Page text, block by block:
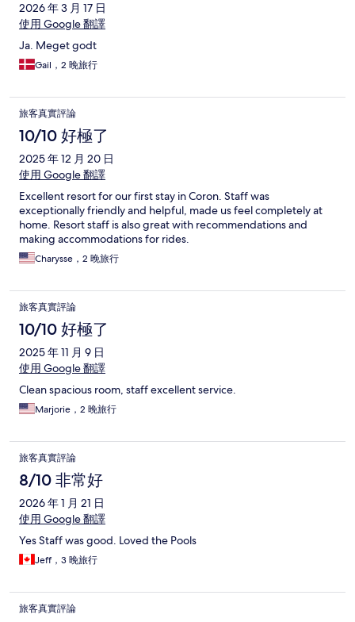
2026 年 3 月 17 日
使用 Google 翻譯
Ja. Meget godt
Gail，2 晚旅行
旅客真實評論
10/10 好極了
2025 年 12 月 20 日
使用 Google 翻譯
Excellent resort for our first stay in Coron. Staff was
exceptionally friendly and helpful, made us feel completely at
home. Resort staff is also great with recommendations and
making accommodations for rides.
Charysse，2 晚旅行
旅客真實評論
10/10 好極了
2025 年 11 月 9 日
使用 Google 翻譯
Clean spacious room, staff excellent service.
Marjorie，2 晚旅行
旅客真實評論
8/10 非常好
2026 年 1 月 21 日
使用 Google 翻譯
Yes Staff was good. Loved the Pools
Jeff，3 晚旅行
旅客真實評論